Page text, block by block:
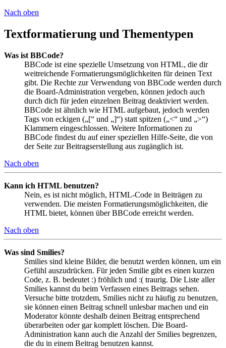
Nach oben
Textformatierung und Thementypen
Was ist BBCode?
BBCode ist eine spezielle Umsetzung von HTML, die dir
weitreichende Formatierungsmöglichkeiten für deinen Text
gibt. Die Rechte zur Verwendung von BBCode werden durch
die Board-Administration vergeben, können jedoch auch
durch dich für jeden einzelnen Beitrag deaktiviert werden.
BBCode ist ähnlich wie HTML aufgebaut, jedoch werden
Tags von eckigen („[“ und „]“) statt spitzen („<“ und „>“)
Klammern eingeschlossen. Weitere Informationen zu
BBCode findest du auf einer speziellen Hilfe-Seite, die von
der Seite zur Beitragserstellung aus zugänglich ist.
Nach oben
Kann ich HTML benutzen?
Nein, es ist nicht möglich, HTML-Code in Beiträgen zu
verwenden. Die meisten Formatierungsmöglichkeiten, die
HTML bietet, können über BBCode erreicht werden.
Nach oben
Was sind Smilies?
Smilies sind kleine Bilder, die benutzt werden können, um ein
Gefühl auszudrücken. Für jeden Smilie gibt es einen kurzen
Code, z. B. bedeutet :) fröhlich und :( traurig. Die Liste aller
Smilies kannst du beim Verfassen eines Beitrags sehen.
Versuche bitte trotzdem, Smilies nicht zu häufig zu benutzen,
sie können einen Beitrag schnell unlesbar machen und ein
Moderator könnte deshalb deinen Beitrag entsprechend
überarbeiten oder gar komplett löschen. Die Board-
Administration kann auch die Anzahl der Smilies begrenzen,
die du in einem Beitrag benutzen kannst.